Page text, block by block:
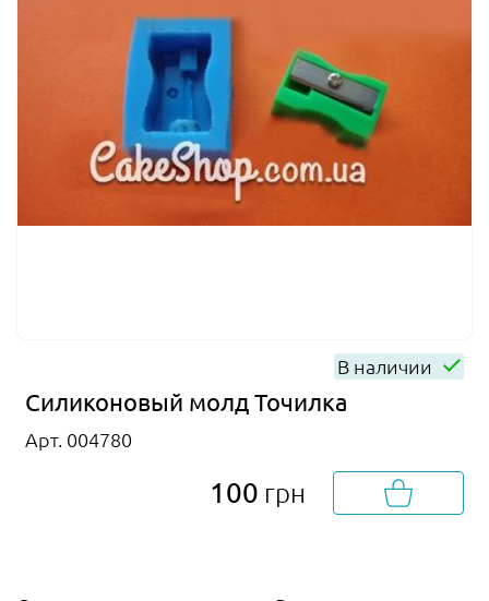
В наличии
Силиконовый молд Точилка
Арт. 004780
100 грн